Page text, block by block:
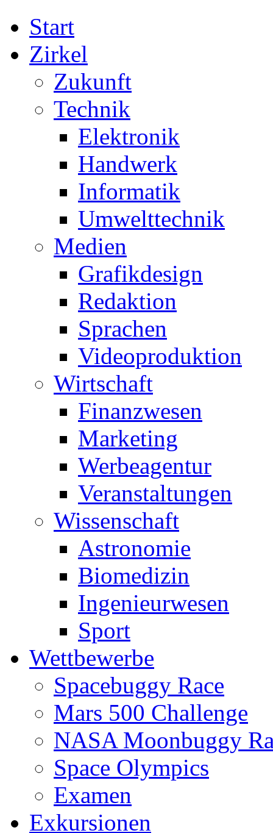
Start
Zirkel
Zukunft
Technik
Elektronik
Handwerk
Informatik
Umwelttechnik
Medien
Grafikdesign
Redaktion
Sprachen
Videoproduktion
Wirtschaft
Finanzwesen
Marketing
Werbeagentur
Veranstaltungen
Wissenschaft
Astronomie
Biomedizin
Ingenieurwesen
Sport
Wettbewerbe
Spacebuggy Race
Mars 500 Challenge
NASA Moonbuggy
Space Olympics
Examen
Exkursionen